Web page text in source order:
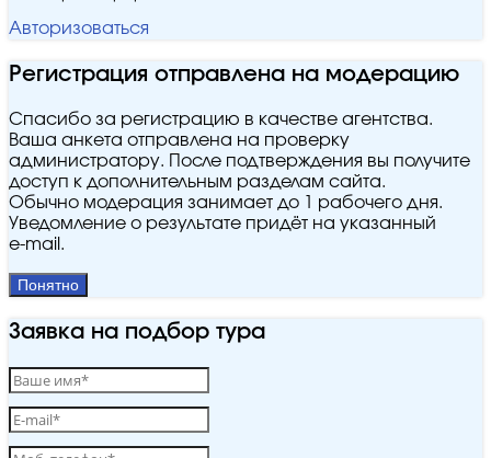
Авторизоваться
Регистрация отправлена на модерацию
Спасибо за регистрацию в качестве агентства.
Ваша анкета отправлена на проверку
администратору. После подтверждения вы получите
доступ к дополнительным разделам сайта.
Обычно модерация занимает до 1 рабочего дня.
Уведомление о результате придёт на указанный
e‑mail.
Понятно
Заявка на подбор тура